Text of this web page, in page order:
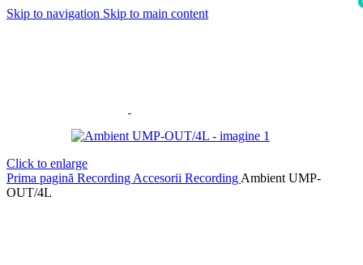
Skip to navigation Skip to main content
Click to enlarge
Prima pagină Recording Accesorii Recording Ambient UMP-
OUT/4L